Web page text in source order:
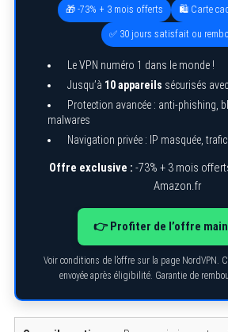
🎁 -73% + 3 mois offerts 🛍️ Carte
✅ 30 jours satisfait ou
Le VPN numéro 1 dans le monde !
Jusqu’à 10 appareils sécurisés
Protection avancée : anti-phishing,
malwares
Navigation privée : IP masquée,
Offre exclusive : -73% + 3 mois
Amazon.fr
👉 Profiter de l’offre
Voir conditions de l’offre sur la page NordVPN.
envoyée après éligibilité. Garantie de